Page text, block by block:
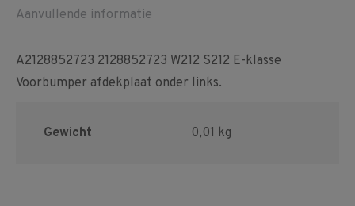
Aanvullende informatie
A2128852723 2128852723 W212 S212 E-klasse
Voorbumper afdekplaat onder links.
Gewicht 0,01 kg